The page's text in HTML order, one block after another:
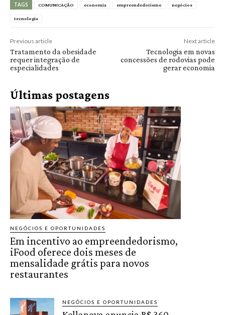
TAGS COMUNICAÇÃO economia empreendedorismo negócios
tecnologia
Previous article
Tratamento da obesidade
requer integração de
especialidades
Next article
Tecnologia em novas
concessões de rodovias pode
gerar economia
Últimas postagens
NEGÓCIOS E OPORTUNIDADES
Em incentivo ao empreendedorismo,
iFood oferece dois meses de
mensalidade grátis para novos
restaurantes
NEGÓCIOS E OPORTUNIDADES